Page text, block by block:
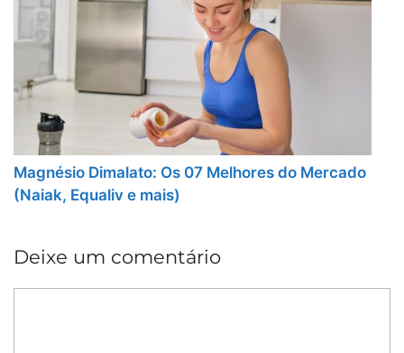
Magnésio Dimalato: Os 07 Melhores do Mercado
(Naiak, Equaliv e mais)
Deixe um comentário